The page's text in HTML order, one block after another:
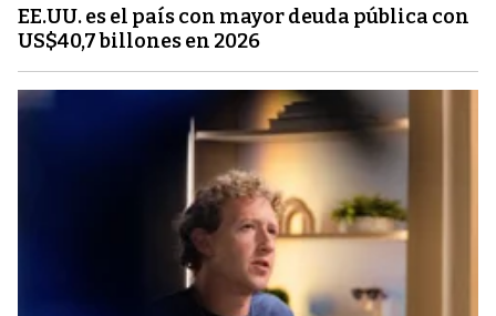
EE.UU. es el país con mayor deuda pública con
US$40,7 billones en 2026